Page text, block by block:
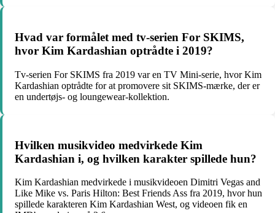
Hvad var formålet med tv-serien For SKIMS,
hvor Kim Kardashian optrådte i 2019?
Tv-serien For SKIMS fra 2019 var en TV Mini-serie, hvor Kim
Kardashian optrådte for at promovere sit SKIMS-mærke, der er
en undertøjs- og loungewear-kollektion.
Hvilken musikvideo medvirkede Kim
Kardashian i, og hvilken karakter spillede hun?
Kim Kardashian medvirkede i musikvideoen Dimitri Vegas and
Like Mike vs. Paris Hilton: Best Friends Ass fra 2019, hvor hun
spillede karakteren Kim Kardashian West, og videoen fik en